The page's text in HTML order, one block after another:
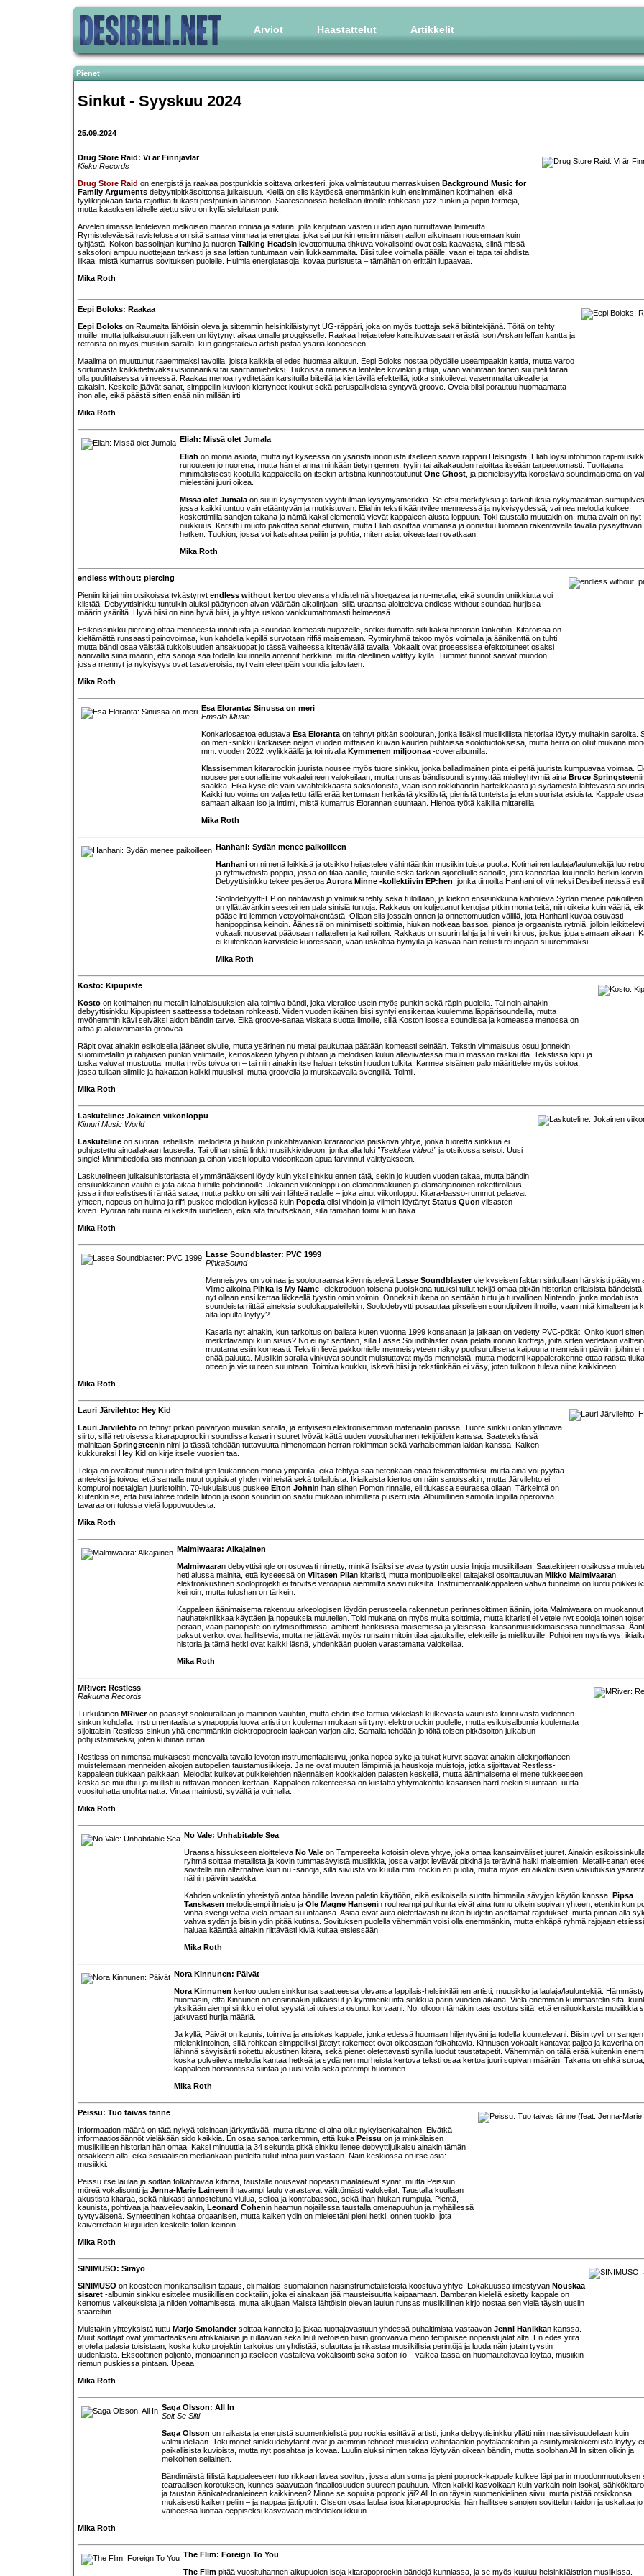
Arviot Haastattelut Artikkelit
Pienet
Sinkut - Syyskuu 2024
25.09.2024
Drug Store Raid: Vi är Finnjävlar
Kieku Records
Drug Store Raid on energistä ja raakaa postpunkkia soittava orkesteri, joka valmistautuu marraskuisen Background Music for
Family Arguments debyyttipitkäsoittonsa julkaisuun. Kieliä on siis käytössä enemmänkin kuin ensimmäinen kotimainen, eikä
tyylikirjokaan taida rajoittua tiukasti postpunkin lähistöön. Saatesanoissa heitellään ilmoille rohkeasti jazz-funkin ja popin termejä,
mutta kaaoksen lähelle ajettu siivu on kyllä sielultaan punk.
Arvelen ilmassa lentelevän melkoisen määrän ironiaa ja satiiria, jolla karjutaan vasten uuden ajan turruttavaa laimeutta.
Rymistelevässä ravistelussa on sitä samaa vimmaa ja energiaa, joka sai punkin ensimmäisen aallon aikoinaan nousemaan kuin
tyhjästä. Kolkon bassolinjan kumina ja nuoren Talking Headsin levottomuutta tihkuva vokalisointi ovat osia kaavasta, siinä missä
saksofoni ampuu nuottejaan tarkasti ja saa lattian tuntumaan vain liukkaammalta. Biisi tulee voimalla päälle, vaan ei tapa tai ahdista
liikaa, mistä kumarrus sovituksen puolelle. Huimia energiatasoja, kovaa puristusta – tämähän on erittäin lupaavaa.
Mika Roth
Eepi Boloks: Raakaa
Eepi Boloks on Raumalta lähtöisin oleva ja sittemmin helsinkiläistynyt UG-räppäri, joka on myös tuottaja sekä biitintekijänä. Töitä on tehty
muille, mutta julkaisutauon jälkeen on löytynyt aikaa omalle proggikselle. Raakaa heijastelee kansikuvassaan erästä Ison Arskan leffan kantta ja
retroista on myös musiikin saralla, kun gangstaileva artisti pistää ysäriä koneeseen.
Maailma on muuttunut raaemmaksi tavoilla, joista kaikkia ei edes huomaa alkuun. Eepi Boloks nostaa pöydälle useampaakin kattia, mutta varoo
sortumasta kaikkitietäväksi visionääriksi tai saarnamieheksi. Tiukoissa riimeissä lentelee koviakin juttuja, vaan vähintään toinen suupieli taitaa
olla puolittaisessa virneessä. Raakaa menoa ryyditetään karsituilla biiteillä ja kiertävillä efekteillä, jotka sinkoilevat vasemmalta oikealle ja
takaisin. Keskelle jäävät sanat, simppeliin kuvioon kiertyneet koukut sekä peruspalikoista syntyvä groove. Ovela biisi porautuu huomaamatta
ihon alle, eikä päästä sitten enää niin millään irti.
Mika Roth
Eliah: Missä olet Jumala
Eliah on monia asioita, mutta nyt kyseessä on ysäristä innoitusta itselleen saava räppäri Helsingistä. Eliah löysi intohimon rap-
runouteen jo nuorena, mutta hän ei anna minkään tietyn genren, tyylin tai aikakauden rajoittaa itseään tarpeettomasti. Tuottajana
minimalistisesti kootulla kappaleella on itsekin artistina kunnostautunut One Ghost , ja pienieleisyyttä korostava soundimaisema on
mielestäni juuri oikea.
Missä olet Jumala on suuri kysymysten vyyhti ilman kysymysmerkkiä. Se etsii merkityksiä ja tarkoituksia nykymaailman
jossa kaikki tuntuu vain etääntyvän ja mutkistuvan. Eliahin teksti kääntyilee menneessä ja nykyisyydessä, vaimea melodia kulkee
koskettimilla sanojen takana ja nämä kaksi elementtiä vievät kappaleen alusta loppuun. Toki taustalla muutakin on, mutta avain on nyt
niukkuus. Karsittu muoto pakottaa sanat eturiviin, mutta Eliah osoittaa voimansa ja onnistuu luomaan rakentavalla tavalla pysäyttävän
hetken. Tuokion, jossa voi katsahtaa peiliin ja pohtia, miten asiat oikeastaan ovatkaan.
Mika Roth
endless without: piercing
Pieniin kirjaimiin otsikoissa tykästynyt endless without kertoo olevansa yhdistelmä shoegazea ja nu-metalia, eikä soundin uniikkiutta voi
kiistää. Debyyttisinkku tuntuikin aluksi päätyneen aivan väärään aikalinjaan, sillä uraansa aloitteleva endless without soundaa hurjissa
määrin ysäriltä. Hyvä biisi on aina hyvä biisi, ja yhtye uskoo vankkumattomasti helmeensä.
Esikoissinkku piercing ottaa menneestä innoitusta ja soundaa komeasti nugazelle, sotkeutumatta silti liiaksi historian lankoihin. Kitaroissa on
kieltämättä runsaasti painovoimaa, kun kahdella kepillä survotaan riffiä maisemaan. Rytmiryhmä takoo myös voimalla ja äänikenttä on tuhti,
mutta bändi osaa väistää tukkoisuuden ansakuopat jo tässä vaiheessa kiitettävällä tavalla. Vokaalit ovat prosessissa efektoituneet osaksi
äänivallia siinä määrin, että sanoja saa todella kuunnella antennit herkkinä, mutta oleellinen välittyy kyllä. Tummat tunnot saavat muodon,
jossa mennyt ja nykyisyys ovat tasaveroisia, nyt vain eteenpäin soundia jalostaen.
Mika Roth
Esa Eloranta: Sinussa on meri
Emsalö Music
Konkariosastoa edustava Esa Eloranta on tehnyt pitkän soolouran, jonka lisäksi musiikillista historiaa löytyy muiltakin saroilta.
on meri -sinkku katkaisee neljän vuoden mittaisen kuivan kauden puhtaissa soolotuotoksissa, mutta herra on ollut mukana
mm. vuoden 2022 tyylikkäällä ja toimivalla Kymmenen miljoonaa -coveralbumilla.
Klassisemman kitararockin juurista nousee myös tuore sinkku, jonka balladimainen pinta ei peitä juurista kumpuavaa voimaa.
nousee persoonallisine vokaaleineen valokeilaan, mutta runsas bändisoundi synnyttää mielleyhtymiä aina Bruce Springsteen
saakka. Eikä kyse ole vain vivahteikkaasta saksofonista, vaan ison rokkibändin harteikkaasta ja sydämestä lähtevästä
Kaikki tuo voima on valjastettu tällä erää kertomaan herkästä yksilöstä, pienistä tunteista ja elon suurista asioista. Kappale osaa
samaan aikaan iso ja intiimi, mistä kumarrus Elorannan suuntaan. Hienoa työtä kaikilla mittareilla.
Mika Roth
Hanhani: Sydän menee paikoilleen
Hanhani on nimenä leikkisä ja otsikko heijastelee vähintäänkin musiikin toista puolta. Kotimainen laulaja/lauluntekijä luo
ja rytmivetoista poppia, jossa on tilaa äänille, tauoille sekä tarkoin sijoitelluille sanoille, joita kannattaa kuunnella herkin korvin.
Debyyttisinkku tekee pesäeroa Aurora Minne -kollektiivin EP:hen , jonka tiimoilta Hanhani oli viimeksi Desibeli.netissä
Soolodebyytti-EP on nähtävästi jo valmiiksi tehty sekä tuloillaan, ja kiekon ensisinkkuna kaihoileva Sydän menee
on yllättävänkin seesteinen pala sinisiä tuntoja. Rakkaus on kuljettanut kertojaa pitkin monia teitä, niin oikeita kuin vääriä,
pääse irti lemmen vetovoimakentästä. Ollaan siis jossain onnen ja onnettomuuden välillä, jota Hanhani kuvaa osuvasti
hanipoppinsa keinoin. Äänessä on minimisetti soittimia, hiukan notkeaa bassoa, pianoa ja orgaanista rytmiä, jolloin
vokaalit nousevat pääosaan rallatellen ja kaihoillen. Rakkaus on suurin lahja ja hirvein kirous, joskus jopa samaan aikaan.
ei kuitenkaan kärvistele kuoressaan, vaan uskaltaa hymyillä ja kasvaa näin reilusti reunojaan suuremmaksi.
Mika Roth
Kosto: Kipupiste
Kosto on kotimainen nu metalin lainalaisuuksien alla toimiva bändi, joka vierailee usein myös punkin sekä räpin puolella. Tai noin ainakin
debyyttisinkku Kipupisteen saatteessa todetaan rohkeasti. Viiden vuoden ikäinen biisi syntyi ensikertaa kuulemma läppärisoundeilla, mutta
myöhemmin kävi selväksi aidon bändin tarve. Eikä groove-sanaa viskata suotta ilmoille, sillä Koston isossa soundissa ja komeassa menossa on
aitoa ja alkuvoimaista groovea.
Räpit ovat ainakin esikoisella jääneet sivulle, mutta ysärinen nu metal paukuttaa päätään komeasti seinään. Tekstin vimmaisuus osuu jonnekin
suomimetallin ja rähjäisen punkin välimaille, kertosäkeen lyhyen puhtaan ja melodisen kulun alleviivatessa muun massan raskautta. Tekstissä kipu ja
tuska valuvat mustuutta, mutta myös toivoa on – tai niin ainakin itse haluan tekstin huudon tulkita. Karmea sisäinen palo määrittelee myös soittoa,
jossa tullaan silmille ja hakataan kaikki muusiksi, mutta groovella ja murskaavalla svengillä. Toimii.
Mika Roth
Laskuteline: Jokainen viikonloppu
Kimuri Music World
Laskuteline on suoraa, rehellistä, melodista ja hiukan punkahtavaakin kitararockia paiskova yhtye, jonka tuoretta sinkkua ei
pohjustettu ainoallakaan lauseella. Tai olihan siinä linkki musiikkivideoon, jonka alla luki ”Tsekkaa video!” ja otsikossa seisoi: Uusi
single! Minimitiedoilla siis mennään ja eihän viesti lopulta videonkaan apua tarvinnut välittyäkseen.
Laskutelineen julkaisuhistoriasta ei ymmärtääkseni löydy kuin yksi sinkku ennen tätä, sekin jo kuuden vuoden takaa, mutta bändin
ensiluokkainen vauhti ei jätä aikaa turhille pohdinnoille. Jokainen viikonloppu on elämänmakuinen ja elämänjanoinen rokettirollaus,
jossa inhorealistisesti räntää sataa, mutta pakko on silti vain lähteä radalle – joka ainut viikonloppu. Kitara-basso-rummut pelaavat
yhteen, nopeus on huima ja riffi puskee melodian kyljessä kuin Popeda olisi vihdoin ja viimein löytänyt Status Quon viisasten
kiven. Pyörää tahi ruutia ei keksitä uudelleen, eikä sitä tarvitsekaan, sillä tämähän toimii kuin häkä.
Mika Roth
Lasse Soundblaster: PVC 1999
PihkaSound
Menneisyys on voimaa ja soolouraansa käynnistelevä Lasse Soundblastervie kyseisen faktan sinkullaan härskisti päätyyn
Viime aikoina Pihka Is My Name -elektroduon toisena puoliskona tutuksi tullut tekijä omaa pitkän historian erilaisista
nyt ollaan ensi kertaa liikkeellä tyystin omin voimin. Onneksi tukena on sentään tuttu ja turvallinen Nintendo, jonka modatuista
soundeista riittää aineksia soolokappaleillekin. Soolodebyytti posauttaa pikselisen soundipilven ilmoille, vaan mitä kimalteen ja
alta lopulta löytyy?
Kasaria nyt ainakin, kun tarkoitus on bailata kuten vuonna 1999 konsanaan ja jalkaan on vedetty PVC-pökät. Onko kuori sitten
merkittävämpi kuin sisus? No ei nyt sentään, sillä Lasse Soundblaster osaa pelata ironian kortteja, joita sitten vedetään
muutama esiin komeasti. Tekstin lievä pakkomielle menneisyyteen näkyy puolisurullisena kaipuuna menneisiin päiviin, joihin ei
enää paluuta. Musiikin saralla vinkuvat soundit muistuttavat myös menneistä, mutta moderni kappalerakenne ottaa ratista
otteen ja vie uuteen suuntaan. Toimiva koukku, iskevä biisi ja tekstiinkään ei väsy, joten tulkoon tuleva niine kaikkineen.
Mika Roth
Lauri Järvilehto: Hey Kid
Lauri Järvilehto on tehnyt pitkän päivätyön musiikin saralla, ja erityisesti elektronisemman materiaalin parissa. Tuore sinkku onkin yllättävä
siirto, sillä retroisessa kitarapoprockin soundissa kasarin suuret lyövät kättä uuden vuosituhannen tekijöiden kanssa. Saatetekstissä
mainitaan Springsteenin nimi ja tässä tehdään tuttavuutta nimenomaan herran rokimman sekä varhaisemman laidan kanssa. Kaiken
kukkuraksi Hey Kid on kirje itselle vuosien taa.
Tekijä on oivaltanut nuoruuden toilailujen loukanneen monia ympärillä, eikä tehtyjä saa tietenkään enää tekemättömiksi, mutta aina voi pyytää
anteeksi ja toivoa, että samalla muut oppisivat yhden virheistä sekä toilailuista. Ikiaikaista kiertoa on näin sanoissakin, mutta Järvilehto ei
kompuroi nostalgian juuristoihin. 70-lukulaisuus puskee Elton Johnin ihan siihen Pomon rinnalle, eli tiukassa seurassa ollaan. Tärkeintä on
kuitenkin se, että biisi lähtee todella liitoon ja isoon soundiin on saatu mukaan inhimillistä puserrusta. Albumillinen samoilla linjoilla operoivaa
tavaraa on tulossa vielä loppuvuodesta.
Mika Roth
Malmiwaara: Alkajainen
Malmiwaaran debyyttisingle on osuvasti nimetty, minkä lisäksi se avaa tyystin uusia linjoja musiikillaan. Saatekirjeen otsikossa
heti alussa mainita, että kyseessä on Viitasen Piian kitaristi, mutta monipuoliseksi taitajaksi osoittautuvan Mikko Malmivaaran
elektroakustinen sooloprojekti ei tarvitse vetoapua aiemmilta saavutuksilta. Instrumentaalikappaleen vahva tunnelma on luotu
keinoin, mutta tuloshan on tärkein.
Kappaleen äänimaisema rakentuu arkeologisen löydön perusteella rakennetun perinnesoittimen ääniin, joita Malmiwaara on muokannut
nauhatekniikkaa käyttäen ja nopeuksia muutellen. Toki mukana on myös muita soittimia, mutta kitaristi ei vetele nyt sooloja toinen
perään, vaan painopiste on rytmisoittimissa, ambient-henkisissä maisemissa ja yleisessä, kansanmusiikkimaisessa tunnelmassa.
paksut verkot ovat hallitsevia, mutta ne jättävät myös runsain mitoin tilaa ajatuksille, efekteille ja mielikuville. Pohjoinen mystisyys,
historia ja tämä hetki ovat kaikki läsnä, yhdenkään puolen varastamatta valokeilaa.
Mika Roth
MRiver: Restless
Rakuuna Records
Turkulainen MRiveron päässyt soolourallaan jo mainioon vauhtiin, mutta ehdin itse tarttua vikkelästi kulkevasta vaunusta kiinni vasta viidennen
sinkun kohdalla. Instrumentaalista synapoppia luova artisti on kuuleman mukaan siirtynyt elektrorockin puolelle, mutta esikoisalbumia kuulematta
sijoittaisin Restless-sinkun yhä enemmänkin elektropoprocin laakean varjon alle. Samalla tehdään jo töitä toisen pitkäsoiton julkaisun
pohjustamiseksi, joten kuhinaa riittää.
Restless on nimensä mukaisesti menevällä tavalla levoton instrumentaalisiivu, jonka nopea syke ja tiukat kurvit saavat ainakin allekirjoittaneen
muistelemaan menneiden aikojen autopelien taustamusiikkeja. Ja ne ovat muuten lämpimiä ja hauskoja muistoja, jotka sijoittavat Restless-
kappaleen tiukkaan paikkaan. Melodiat kulkevat puikkelehtien näennäisen kookkaiden palasten keskellä, mutta äänimaisema ei mene tukkeeseen,
koska se muuttuu ja mullistuu riittävän moneen kertaan. Kappaleen rakenteessa on kiistatta yhtymäkohtia kasarisen hard rockin suuntaan, uutta
vuosituhatta unohtamatta. Virtaa mainiosti, syvältä ja voimalla.
Mika Roth
No Vale: Unhabitable Sea
Uraansa hissukseen aloitteleva No Vale on Tampereelta kotoisin oleva yhtye, joka omaa kansainväliset juuret. Ainakin
ryhmä soittaa metallista ja kovin tummasävyistä musiikkia, jossa varjot leviävät pitkinä ja terävinä halki maisemien. Metalli-sanan
sovitella niin alternative kuin nu -sanoja, sillä siivusta voi kuulla mm. rockin eri puolia, mutta myös eri aikakausien vaikutuksia
näihin päiviin saakka.
Kahden vokalistin yhteistyö antaa bändille lavean paletin käyttöön, eikä esikoisella suotta himmailla sävyjen käytön kanssa. Pipsa
Tanskasen melodisempi ilmaisu ja Ole Magne Hansenin rouheampi puhkunta eivät aina tunnu oikein sopivan yhteen, etenkin kun
vinha svengi vetää vielä omaan suuntaansa. Asiaa eivät auta oletettavasti niukan budjetin asettamat rajoitukset, mutta pinnan alla
vahva sydän ja biisin ydin pitää kutinsa. Sovituksen puolella vähemmän voisi olla enemmänkin, mutta ehkäpä ryhmä rajojaan
haluaa kääntää ainakin riittävästi kiviä kultaa etsiessään.
Mika Roth
Nora Kinnunen: Päivät
Nora Kinnunen kertoo uuden sinkkunsa saatteessa olevansa lappilais-helsinkiläinen artisti, muusikko ja laulaja/lauluntekijä.
huomasin, että Kinnunen on ensinnäkin julkaissut jo kymmenkunta sinkkua parin vuoden aikana. Vielä enemmän kummastelin sitä,
yksikään aiempi sinkku ei ollut syystä tai toisesta osunut korvaani. No, olkoon tämäkin taas osoitus siitä, että ensiluokkaista musiikkia
jatkuvasti hurjia määriä.
Ja kyllä, Päivät on kaunis, toimiva ja ansiokas kappale, jonka edessä huomaan hiljentyväni ja todella kuuntelevani. Biisin tyyli on sangen
mielenkiintoinen, sillä rohkean simppeliksi jätetyt rakenteet ovat oikeastaan folkahtavia. Kinnusen vokaalit kantavat paljoa ja kaverina on
lähinnä sävyisästi soitettu akustinen kitara, sekä pienet oletettavasti synilla luodut taustatapetit. Vähemmän on tällä erää kuitenkin
koska polveileva melodia kantaa hetkeä ja sydämen murheista kertova teksti osaa kertoa juuri sopivan määrän. Takana on ehkä
kappaleen horisontissa siintää jo uusi valo sekä parempi huominen.
Mika Roth
Peissu: Tuo taivas tänne
Informaation määrä on tätä nykyä toisinaan järkyttävää, mutta tilanne ei aina ollut nykyisenkaltainen. Eivätkä
informaatiosäännöt vieläkään sido kaikkia. En osaa sanoa tarkemmin, että kuka Peissu on ja minkälaisen
musiikillisen historian hän omaa. Kaksi minuuttia ja 34 sekuntia pitkä sinkku lienee debyyttijulkaisu ainakin tämän
otsakkeen alla, eikä sosiaalisen mediankaan puolelta tullut infoa juuri vastaan. Näin keskiössä on itse asia:
musiikki.
Peissu itse laulaa ja soittaa folkahtavaa kitaraa, taustalle nousevat nopeasti maalailevat synat, mutta Peissun
möreä vokalisointi ja Jenna-Marie Laineen ilmavampi laulu varastavat välittömästi valokeilat. Taustalla kuullaan
akustista kitaraa, sekä niukasti annosteltuna viulua, selloa ja kontrabassoa, sekä ihan hiukan rumpuja. Pientä,
kaunista, pohtivaa ja haaveilevaakin, Leonard Cohenin haamun nojaillessa taustalla omenapuuhun ja myhäillessä
tyytyväisenä. Synteettinen kohtaa orgaanisen, mutta kaiken ydin on mielestäni pieni hetki, onnen tuokio, jota
kaiverretaan kurjuuden keskelle folkin keinoin.
Mika Roth
SINIMUSO: Sirayo
SINIMUSO on koosteen monikansallisin tapaus, eli malilais-suomalainen naisinstrumetalisteista koostuva yhtye. Lokakuussa ilmestyvän Nouskaa
sisaret -albumin sinkku esittelee musiikillisen cocktailin, joka ei ainakaan jää mausteisuutta kaipaamaan. Bambaran kielellä esitetty kappale on
kertomus vaikeuksista ja niiden voittamisesta, mutta alkujaan Malista lähtöisin olevan laulun runsas musiikillinen kirjo nostaa sen vielä täysin uusiin
sfääreihin.
Muistakin yhteyksistä tuttu Marjo Smolandersoittaa kannelta ja jakaa tuottajavastuun yhdessä puhaltimista vastaavan Jenni Hanikkan kanssa.
Muut soittajat ovat ymmärtääkseni afrikkalaisia ja rullaavan sekä lauluvetoisen biisin groovaava meno tempaisee nopeasti jalat alta. En edes yritä
erotella palasia toisistaan, koska koko projektin tarkoitus on yhdistää, sulauttaa ja rikastaa musiikillisia perintöjä ja luoda näin jotain tyystin
uudenlaista. Eksoottinen poljento, moniääninen ja itselleen vastaileva vokalisointi sekä soiton ilo – vaikea tässä on huomauteltavaa löytää, musiikin
riemun puskiessa pintaan. Upeaa!
Mika Roth
Saga Olsson: All In
Soit Se Silti
Saga Olsson on raikasta ja energistä suomenkielistä pop rockia esittävä artisti, jonka debyyttisinkku yllätti niin massiivisuudellaan kuin
valmiudellaan. Toki monet sinkkudebytantit ovat jo aiemmin tehneet musiikkia vähintäänkin pöytälaatikoihin ja esiintymiskokemusta löytyy
paikallisista kuvioista, mutta nyt posahtaa ja kovaa. Luulin aluksi nimen takaa löytyvän oikean bändin, mutta soolohan All In sitten olikin ja
melkoinen sellainen.
Bändimäistä fiilistä kappaleeseen tuo rikkaan lavea sovitus, jossa alun soma ja pieni poprock-kappale kulkee läpi parin muodonmuutoksen
teatraalisen korotuksen, kunnes saavutaan finaaliosuuden suureen pauhuun. Miten kaikki kasvoikaan kuin varkain noin isoksi,
ja taustan äänikatedraaleineen kaikkineen? Minne se sopuisa poprock jäi? All In on täysin suomenkielinen siivu, mutta pistää otsikkonsa
mukaisesti kaiken peliin – ja nappaa jättipotin. Olsson osaa laulaa isoa kitarapoprockia, hän hallitsee sanojen sovittelun taidon ja uskaltaa
vaiheessa luottaa eeppiseksi kasvavaan melodiakoukkuun.
Mika Roth
The Flim: Foreign To You
The Flim pitää vuosituhannen alkupuolen isoja kitarapoprockin bändejä kunniassa, ja se myös kuuluu helsinkiläistrion musiikissa.